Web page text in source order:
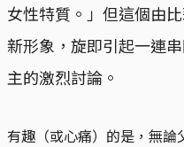
女性特質。」但這個由
新形象，旋即引起一連
主的激烈討論。
有趣（或心痛）的是，無論